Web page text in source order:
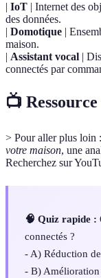
| IoT | Internet des
des données.
| Domotique |
maison.
| Assistant vocal |
connectés par
📺
> Pour aller plus loin :
votre maison, une
Recherchez sur
🧠 Quiz rapide :
connectés ?
- A) Réduction
- B) Amélioration